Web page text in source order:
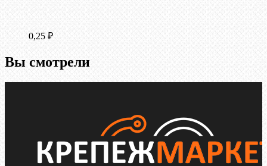
0,25 ₽
Вы смотрели